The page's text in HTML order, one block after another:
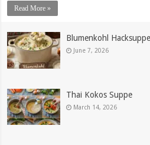
Read More »
Blumenkohl Hacksuppe
June 7, 2026
Thai Kokos Suppe
March 14, 2026